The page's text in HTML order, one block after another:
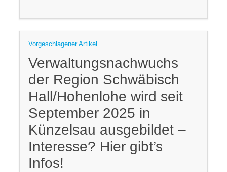
Vorgeschlagener Artikel
Verwaltungsnachwuchs
der Region Schwäbisch
Hall/Hohenlohe wird seit
September 2025 in
Künzelsau ausgebildet –
Interesse? Hier gibt’s
Infos!